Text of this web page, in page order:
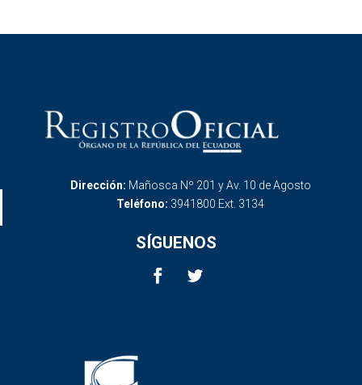
Dirección: Mañosca Nº 201 y Av. 10 de Agosto
Teléfono: 3941800 Ext. 3134
SÍGUENOS